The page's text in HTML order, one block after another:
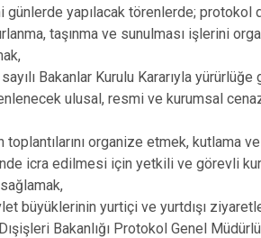
yapılacak törenlerde; protokol
taşınma ve sunulması işlerini
Bakanlar Kurulu Kararıyla yürürlüğe
ulusal, resmi ve kurumsal
organize etmek, kutlama
icra edilmesi için yetkili ve görevli
büyüklerinin yurtiçi ve yurtdışı
Bakanlığı Protokol Genel